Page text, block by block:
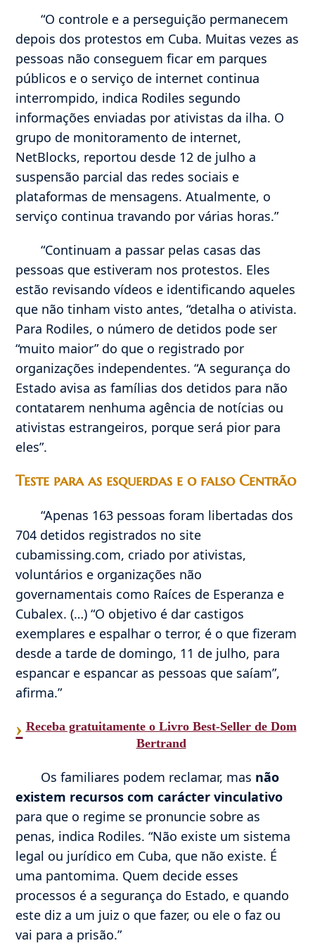
“O controle e a perseguição permanecem
depois dos protestos em Cuba. Muitas vezes as
pessoas não conseguem ficar em parques
públicos e o serviço de internet continua
interrompido, indica Rodiles segundo
informações enviadas por ativistas da ilha. O
grupo de monitoramento de internet,
NetBlocks, reportou desde 12 de julho a
suspensão parcial das redes sociais e
plataformas de mensagens. Atualmente, o
serviço continua travando por várias horas.”
“Continuam a passar pelas casas das
pessoas que estiveram nos protestos. Eles
estão revisando vídeos e identificando aqueles
que não tinham visto antes, “detalha o ativista.
Para Rodiles, o número de detidos pode ser
“muito maior” do que o registrado por
organizações independentes. “A segurança do
Estado avisa as famílias dos detidos para não
contatarem nenhuma agência de notícias ou
ativistas estrangeiros, porque será pior para
eles”.
Teste para as esquerdas e o falso Centrão
“Apenas 163 pessoas foram libertadas dos
704 detidos registrados no site
cubamissing.com, criado por ativistas,
voluntários e organizações não
governamentais como Raíces de Esperanza e
Cubalex. (…) “O objetivo é dar castigos
exemplares e espalhar o terror, é o que fizeram
desde a tarde de domingo, 11 de julho, para
espancar e espancar as pessoas que saíam”,
afirma.”
› Receba gratuitamente o Livro Best-Seller de Dom
Bertrand
Os familiares podem reclamar, mas não
existem recursos com carácter vinculativo
para que o regime se pronuncie sobre as
penas, indica Rodiles. “Não existe um sistema
legal ou jurídico em Cuba, que não existe. É
uma pantomima. Quem decide esses
processos é a segurança do Estado, e quando
este diz a um juiz o que fazer, ou ele o faz ou
vai para a prisão.”